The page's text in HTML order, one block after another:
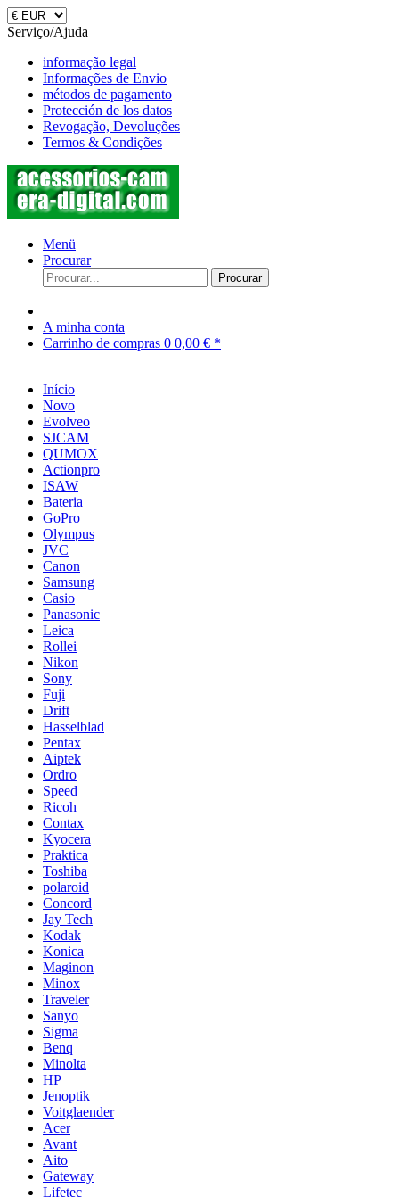
Serviço/Ajuda
informação legal
Informações de Envio
métodos de pagamento
Protección de los datos
Revogação, Devoluções
Termos & Condições
Menü
Procurar
Procurar
A minha conta
Carrinho de compras 0 0,00 € *
Início
Novo
Evolveo
SJCAM
QUMOX
Actionpro
ISAW
Bateria
GoPro
Olympus
JVC
Canon
Samsung
Casio
Panasonic
Leica
Rollei
Nikon
Sony
Fuji
Drift
Hasselblad
Pentax
Aiptek
Ordro
Speed
Ricoh
Contax
Kyocera
Praktica
Toshiba
polaroid
Concord
Jay Tech
Kodak
Konica
Maginon
Minox
Traveler
Sanyo
Sigma
Benq
Minolta
HP
Jenoptik
Voitglaender
Acer
Avant
Aito
Gateway
Lifetec